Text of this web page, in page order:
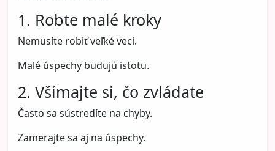
1. Robte malé kroky
Nemusíte robiť veľké veci.
Malé úspechy budujú istotu.
2. Všímajte si, čo zvládate
Často sa sústredíte na chyby.
Zamerajte sa aj na úspechy.